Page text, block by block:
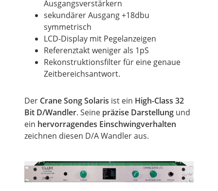
Ausgangsverstärkern
sekundärer Ausgang +18dbu
symmetrisch
LCD-Display mit Pegelanzeigen
Referenztakt weniger als 1pS
Rekonstruktionsfilter für eine genaue
Zeitbereichsantwort.
Der Crane Song Solaris ist ein High-Class 32
Bit D/Wandler. Seine präzise Darstellung und
ein hervorragendes Einschwingverhalten
zeichnen diesen D/A Wandler aus.